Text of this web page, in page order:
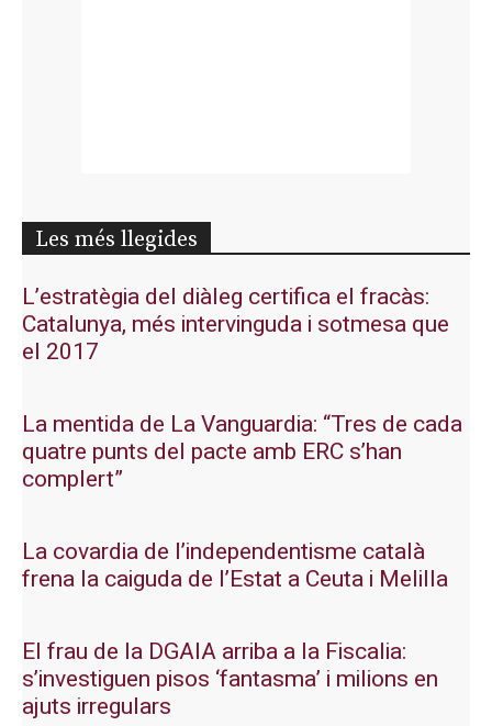
Les més llegides
L’estratègia del diàleg certifica el fracàs:
Catalunya, més intervinguda i sotmesa que
el 2017
La mentida de La Vanguardia: “Tres de cada
quatre punts del pacte amb ERC s’han
complert”
La covardia de l’independentisme català
frena la caiguda de l’Estat a Ceuta i Melilla
El frau de la DGAIA arriba a la Fiscalia:
s’investiguen pisos ‘fantasma’ i milions en
ajuts irregulars